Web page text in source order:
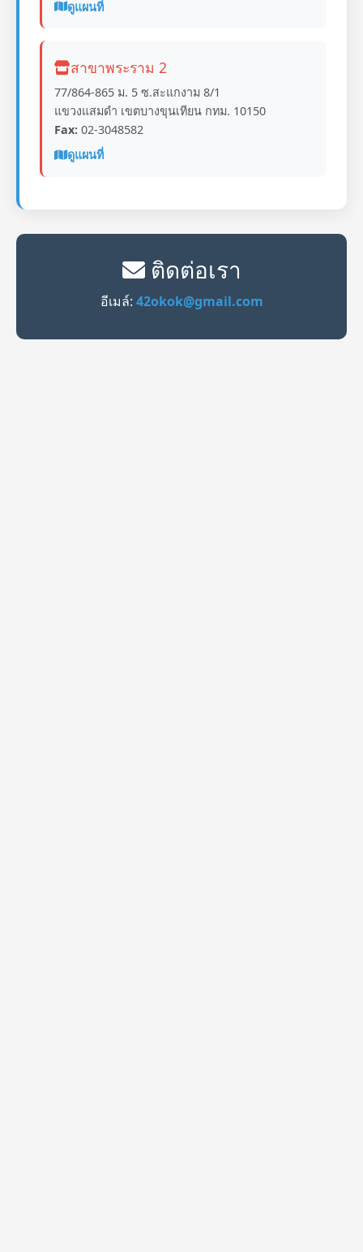
ดูแผนที่
สาขาพระราม 2
77/864-865 ม. 5 ซ.สะแกงาม 8/1
แขวงแสมดำ เขตบางขุนเทียน กทม. 10150
Fax: 02-3048582
ดูแผนที่
ติดต่อเรา
อีเมล์: 42okok@gmail.com